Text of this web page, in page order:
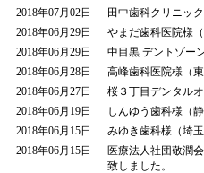
2018年07月02日
田中歯科クリニッ
2018年06月29日
やまだ歯科医院様
2018年06月29日
中目黒 デントゾー
2018年06月28日
高峰歯科医院様（
2018年06月27日
桜３丁目デンタル
2018年06月19日
しんゆう歯科様（
2018年06月15日
みゆき歯科様（埼
2018年06月15日
医療法人社団敬潤
致しました。